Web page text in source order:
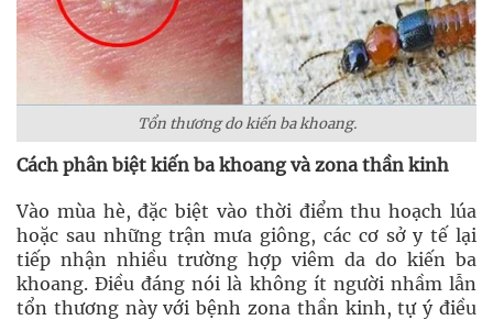
Tổn thương do kiến ba khoang.
Cách phân biệt kiến ba khoang và zona thần kinh
Vào mùa hè, đặc biệt vào thời điểm thu hoạch lúa
hoặc sau những trận mưa giông, các cơ sở y tế lại
tiếp nhận nhiều trường hợp viêm da do kiến ba
khoang. Điều đáng nói là không ít người nhầm lẫn
tổn thương này với bệnh zona thần kinh, tự ý điều